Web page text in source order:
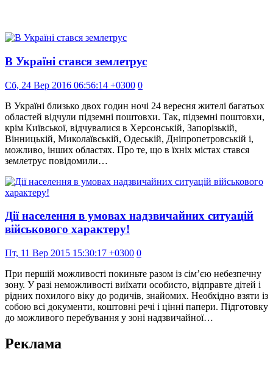
В Україні стався землетрус
Сб, 24 Вер 2016 06:56:14 +0300 0
В Україні близько двох годин ночі 24 вересня жителі багатьох
областей відчули підземні поштовхи. Так, підземні поштовхи,
крім Київської, відчувалися в Херсонській, Запорізькій,
Вінницькій, Миколаївській, Одеській, Дніпропетровській і,
можливо, інших областях. Про те, що в їхніх містах стався
землетрус повідомили…
Дії населення в умовах надзвичайних ситуацій
військового характеру!
Пт, 11 Вер 2015 15:30:17 +0300 0
При першій можливості покиньте разом із сім’єю небезпечну
зону. У разі неможливості виїхати особисто, відправте дітей і
рідних похилого віку до родичів, знайомих. Необхідно взяти із
собою всі документи, коштовні речі і цінні папери. Підготовку
до можливого перебування у зоні надзвичайної…
Реклама